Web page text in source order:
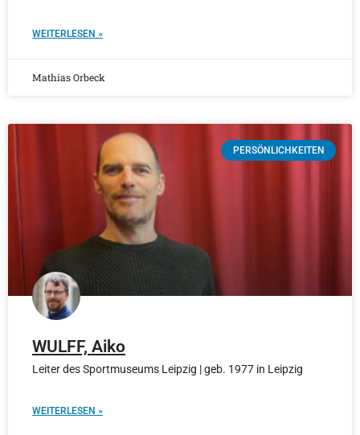
WEITERLESEN »
Mathias Orbeck
PERSÖNLICHKEITEN
WULFF, Aiko
Leiter des Sportmuseums Leipzig | geb. 1977 in Leipzig
WEITERLESEN »